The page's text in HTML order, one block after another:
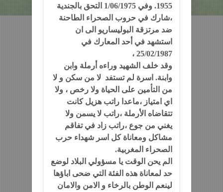
1955. وفي 1/06/1975 التحق بالجندية
،شارك في حروب الصحراء الطاحنة
ضد مرتزقة البوليساريو الى ان
استشهد في أحد المعارك في
25/02/1987 ،
وقد خلف الشهيد وراءه أرملة وابن
وابنة. اسرة لم تستفد لا من سكن و لا
من التأمين على الحياة ولا رخص ، ولا
اي امتياز ،ماعدا راتب هزيل كانت
تتقاضاه الأرملة ،راتب لا يسمن ولا
يغني من جوع ،راتب زاد في تفاقم
مشاكل ومعاناة كل اسر شهداء حرب
الصحراء المغربية.
الم يحن الوقت يا مسؤولي البلاد لوضع
حد لمعاناة هذه الفئة التي ضحى اباؤها
لينعم الوطن بالرخاء و الامن والامان